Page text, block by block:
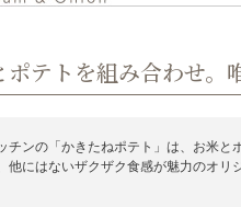
ポテトを組み合わせ。
チンの「かきたねポテト」は、お米と
他にはないザクザク食感が魅力のオリ